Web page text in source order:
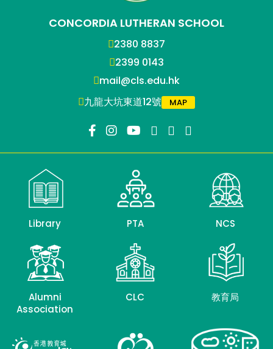
CONCORDIA LUTHERAN SCHOOL
2380 8837
2399 0143
mail@cls.edu.hk
九龍大坑東道12號
MAP
Library PTA NCS
Alumni
Association
CLC 教育局